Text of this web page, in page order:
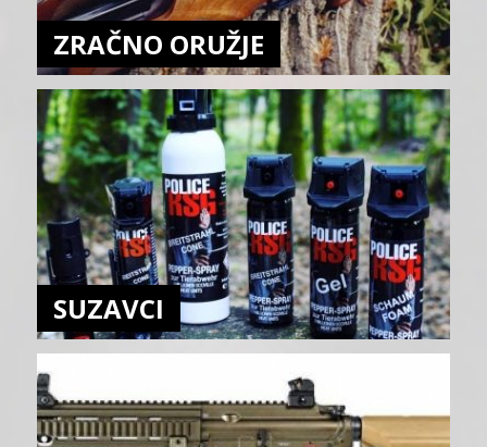
ZRAČNO ORUŽJE
SUZAVCI